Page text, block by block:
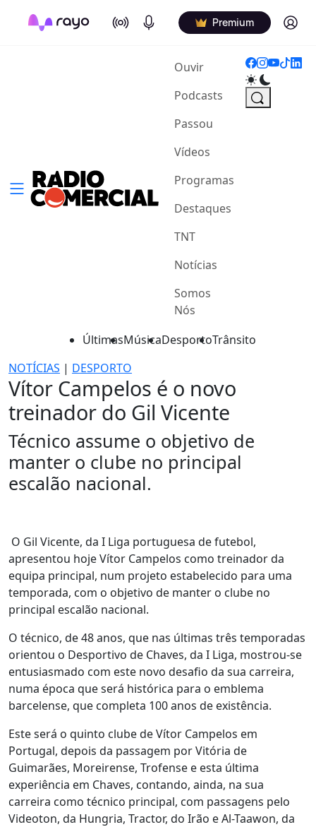
On Air Podcasts Premium Log in
Ouvir(current)
Podcasts
Passou
Vídeos
Programas
Destaques
TNT
Notícias
Somos
Nós
ÚltimasMúsicaDesportoTrânsito
NOTÍCIAS | DESPORTO
Vítor Campelos é o novo
treinador do Gil Vicente
Técnico assume o objetivo de
manter o clube no principal
escalão nacional.
O Gil Vicente, da I Liga portuguesa de futebol,
apresentou hoje Vítor Campelos como treinador da
equipa principal, num projeto estabelecido para uma
temporada, com o objetivo de manter o clube no
principal escalão nacional.
O técnico, de 48 anos, que nas últimas três temporadas
orientou o Desportivo de Chaves, da I Liga, mostrou-se
entusiasmado com este novo desafio da sua carreira,
numa época que será histórica para o emblema
barcelense, que completa 100 anos de existência.
Este será o quinto clube de Vítor Campelos em
Portugal, depois da passagem por Vitória de
Guimarães, Moreirense, Trofense e esta última
experiência em Chaves, contando, ainda, na sua
carreira como técnico principal, com passagens pelo
Videoton, da Hungria, Tractor, do Irão e Al-Taawon, da